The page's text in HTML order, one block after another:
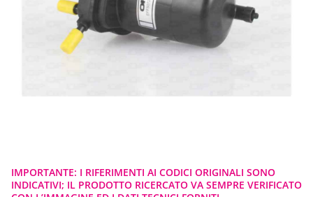
IMPORTANTE: I RIFERIMENTI AI CODICI ORIGINALI SONO
INDICATIVI; IL PRODOTTO RICERCATO VA SEMPRE VERIFICATO